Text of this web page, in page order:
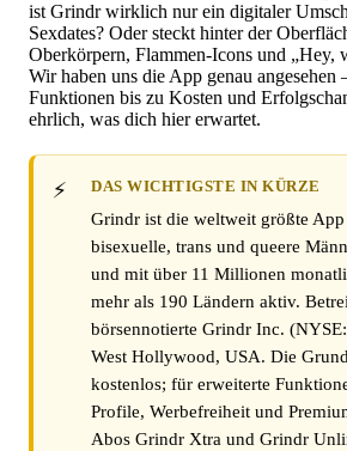
ist Grindr wirklich nur ein digitaler
Sexdates? Oder steckt hinter der
Oberkörpern, Flammen-Icons und „Hey,
Wir haben uns die App genau
Funktionen bis zu Kosten und
ehrlich, was dich hier erwartet.
DAS WICHTIGSTE IN KÜRZE
Grindr ist die weltweit größte
bisexuelle, trans und queere
und mit über 11 Millionen
mehr als 190 Ländern aktiv.
börsennotierte Grindr Inc.
West Hollywood, USA. Die
kostenlos; für erweiterte
Profile, Werbefreiheit und
Abos Grindr Xtra und Grindr